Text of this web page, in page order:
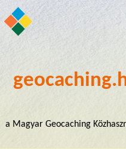
a Magyar Geocaching